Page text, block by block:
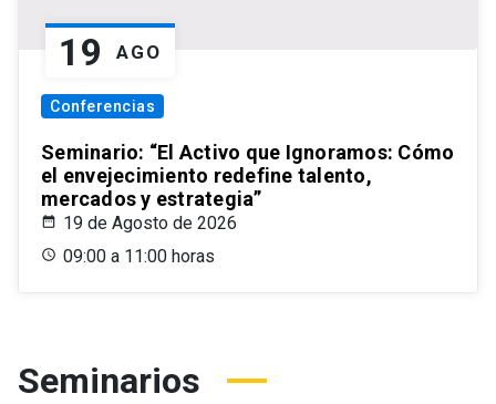
19 AGO
Conferencias
Seminario: “El Activo que Ignoramos: Cómo
el envejecimiento redefine talento,
mercados y estrategia”
19 de Agosto de 2026
09:00 a 11:00 horas
Seminarios